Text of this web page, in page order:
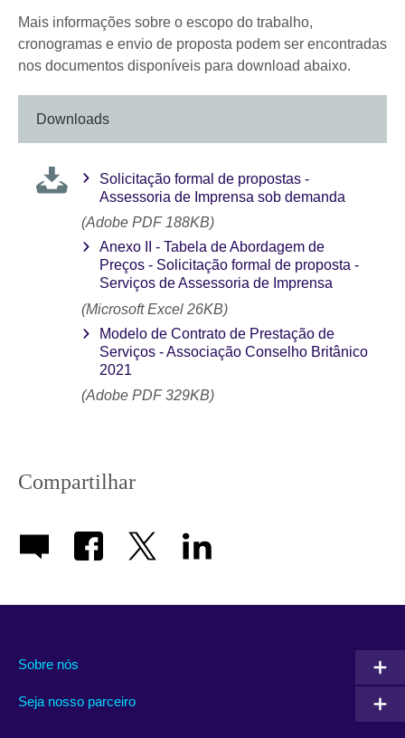
Mais informações sobre o escopo do trabalho,
cronogramas e envio de proposta podem ser encontradas
nos documentos disponíveis para download abaixo.
Downloads
Solicitação formal de propostas -
Assessoria de Imprensa sob demanda
(Adobe PDF 188KB)
Anexo II - Tabela de Abordagem de
Preços - Solicitação formal de proposta -
Serviços de Assessoria de Imprensa
(Microsoft Excel 26KB)
Modelo de Contrato de Prestação de
Serviços - Associação Conselho Britânico
2021
(Adobe PDF 329KB)
Compartilhar
Sobre nós
Seja nosso parceiro